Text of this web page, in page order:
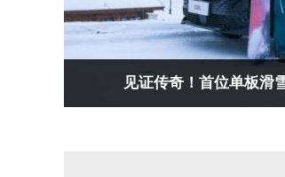
见证传奇！首位单板滑